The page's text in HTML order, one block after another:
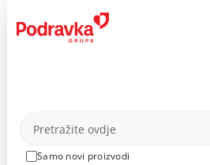
content
Proizvodi
Samo novi proizvodi